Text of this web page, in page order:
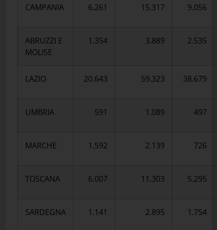
CAMPANIA 6.261 15.317 9.056
ABRUZZI E
MOLISE
1.354 3.889 2.535
LAZIO 20.643 59.323 38.679
UMBRIA 591 1.089 497
MARCHE 1.592 2.139 726
TOSCANA 6.007 11.303 5.295
SARDEGNA 1.141 2.895 1.754